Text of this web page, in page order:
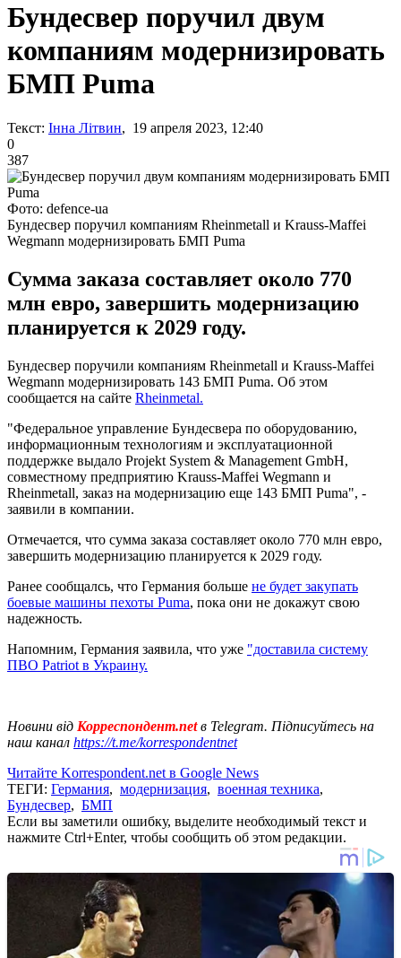
Бундесвер поручил двум
компаниям модернизировать
БМП Puma
Текст: Інна Літвин, 19 апреля 2023, 12:40
0
387
Фото: defence-ua
Бундесвер поручил компаниям Rheinmetall и Krauss-Maffei
Wegmann модернизировать БМП Puma
Сумма заказа составляет около 770
млн евро, завершить модернизацию
планируется к 2029 году.
Бундесвер поручили компаниям Rheinmetall и Krauss-Maffei
Wegmann модернизировать 143 БМП Puma. Об этом
сообщается на сайте Rheinmetal.
"Федеральное управление Бундесвера по оборудованию,
информационным технологиям и эксплуатационной
поддержке выдало Projekt System & Management GmbH,
совместному предприятию Krauss-Maffei Wegmann и
Rheinmetall, заказ на модернизацию еще 143 БМП Puma", -
заявили в компании.
Отмечается, что сумма заказа составляет около 770 млн евро,
завершить модернизацию планируется к 2029 году.
Ранее сообщалсь, что Германия больше не будет закупать
боевые машины пехоты Puma, пока они не докажут свою
надежность.
Напомним, Германия заявила, что уже "доставила систему
ПВО Patriot в Украину.
Новини від Корреспондент.netв Telegram. Підписуйтесь на
наш канал https://t.me/korrespondentnet
Читайте Korrespondent.net в Google News
ТЕГИ: Германия, модернизация, военная техника,
Бундесвер, БМП
Если вы заметили ошибку, выделите необходимый текст и
нажмите Ctrl+Enter, чтобы сообщить об этом редакции.